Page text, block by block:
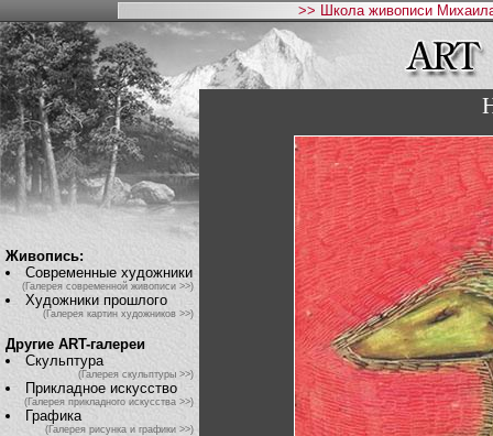
>> Школа живописи
Живопись:
Современные художники
(Галерея современной живописи >>)
Художники прошлого
(Галерея картин художников >>)
Другие ART-галереи
Скульптура
(Галерея скульптуры >>)
Прикладное искусство
(Галерея прикладного искусства >>)
Графика
(Галерея рисунка и графики >>)